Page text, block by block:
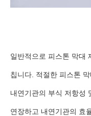
일반적으로 피스톤 막대
칩니다. 적절한 피스톤
내연기관의 부식 저항성
연장하고 내연기관의 효